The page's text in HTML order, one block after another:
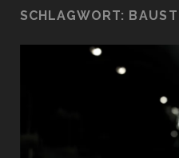
SCHLAGWORT: